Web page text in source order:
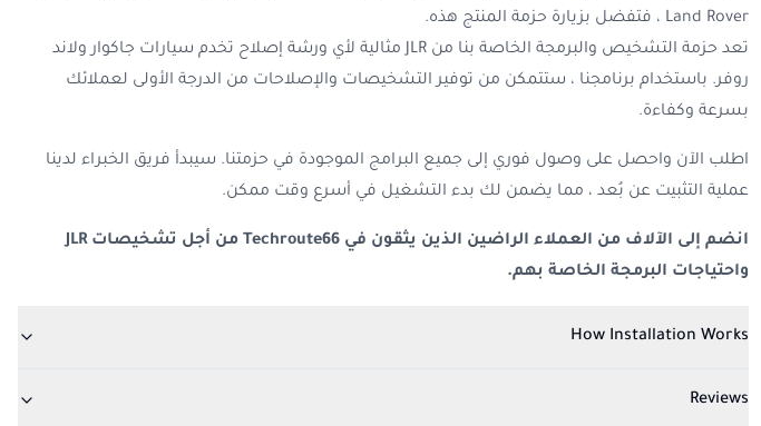
Land Rover ، فتفضل بزيارة حزمة المنتج هذه.
تعد حزمة التشخيص والبرمجة الخاصة بنا من JLR مثالية لأي ورشة إصلاح تخدم سيارات جاكوار ولاند
روفر. باستخدام برنامجنا ، ستتمكن من توفير التشخيصات والإصلاحات من الدرجة الأولى لعملائك
بسرعة وكفاءة.
اطلب الآن واحصل على وصول فوري إلى جميع البرامج الموجودة في حزمتنا. سيبدأ فريق الخبراء لدينا
عملية التثبيت عن بُعد ، مما يضمن لك بدء التشغيل في أسرع وقت ممكن.
انضم إلى الآلاف من العملاء الراضين الذين يثقون في Techroute66 من أجل تشخيصات JLR
واحتياجات البرمجة الخاصة بهم.
How Installation Works
Reviews